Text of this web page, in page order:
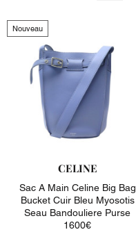
Nouveau
CELINE
Sac A Main Celine Big Bag
Bucket Cuir Bleu Myosotis
Seau Bandouliere Purse
1600€